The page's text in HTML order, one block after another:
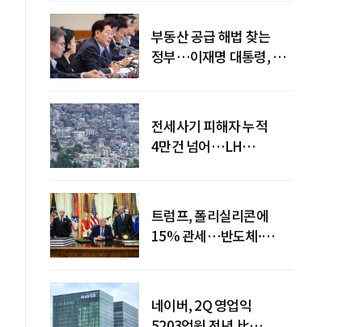
부동산 공급 해법 찾는
정부…이재명 대통령, 2차
전세사기 피해자 누적
4만건 넘어…LH
트럼프, 폴리실리콘에
15% 관세…반도체·
네이버, 2Q 영업익